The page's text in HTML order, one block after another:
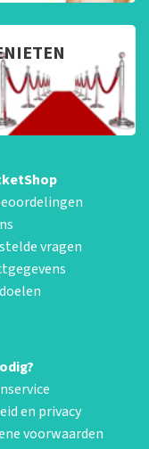
vragen
en privacy
voorwaarden